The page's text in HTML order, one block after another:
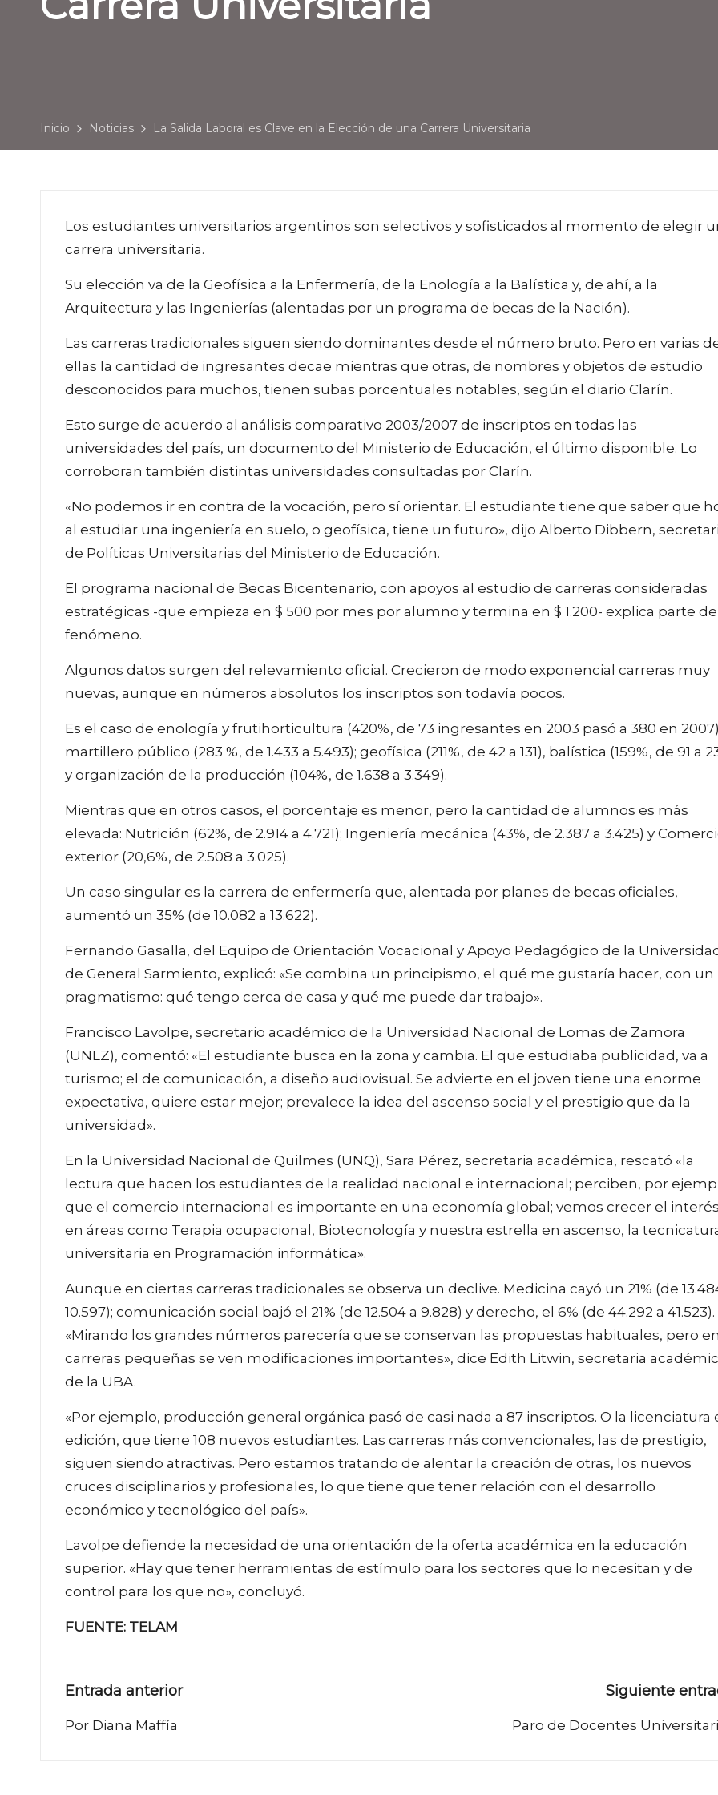
Inicio Noticias La Salida Laboral es Clave en la Elección de una Carrera Universitaria
Los estudiantes universitarios argentinos son selectivos y sofisticados al momento de elegir
carrera universitaria.
Su elección va de la Geofísica a la Enfermería, de la Enología a la Balística y, de ahí, a la
Arquitectura y las Ingenierías (alentadas por un programa de becas de la Nación).
Las carreras tradicionales siguen siendo dominantes desde el número bruto. Pero en varias
ellas la cantidad de ingresantes decae mientras que otras, de nombres y objetos de estudio
desconocidos para muchos, tienen subas porcentuales notables, según el diario Clarín.
Esto surge de acuerdo al análisis comparativo 2003/2007 de inscriptos en todas las
universidades del país, un documento del Ministerio de Educación, el último disponible. Lo
corroboran también distintas universidades consultadas por Clarín.
«No podemos ir en contra de la vocación, pero sí orientar. El estudiante tiene que saber que
al estudiar una ingeniería en suelo, o geofísica, tiene un futuro», dijo Alberto Dibbern,
de Políticas Universitarias del Ministerio de Educación.
El programa nacional de Becas Bicentenario, con apoyos al estudio de carreras consideradas
estratégicas -que empieza en $ 500 por mes por alumno y termina en $ 1.200- explica parte
fenómeno.
Algunos datos surgen del relevamiento oficial. Crecieron de modo exponencial carreras muy
nuevas, aunque en números absolutos los inscriptos son todavía pocos.
Es el caso de enología y frutihorticultura (420%, de 73 ingresantes en 2003 pasó a 380 en
martillero público (283 %, de 1.433 a 5.493); geofísica (211%, de 42 a 131), balística (159%, de 91 a
y organización de la producción (104%, de 1.638 a 3.349).
Mientras que en otros casos, el porcentaje es menor, pero la cantidad de alumnos es más
elevada: Nutrición (62%, de 2.914 a 4.721); Ingeniería mecánica (43%, de 2.387 a 3.425) y
exterior (20,6%, de 2.508 a 3.025).
Un caso singular es la carrera de enfermería que, alentada por planes de becas oficiales,
aumentó un 35% (de 10.082 a 13.622).
Fernando Gasalla, del Equipo de Orientación Vocacional y Apoyo Pedagógico de la
de General Sarmiento, explicó: «Se combina un principismo, el qué me gustaría hacer, con un
pragmatismo: qué tengo cerca de casa y qué me puede dar trabajo».
Francisco Lavolpe, secretario académico de la Universidad Nacional de Lomas de Zamora
(UNLZ), comentó: «El estudiante busca en la zona y cambia. El que estudiaba publicidad, va a
turismo; el de comunicación, a diseño audiovisual. Se advierte en el joven tiene una enorme
expectativa, quiere estar mejor; prevalece la idea del ascenso social y el prestigio que da la
universidad».
En la Universidad Nacional de Quilmes (UNQ), Sara Pérez, secretaria académica, rescató «la
lectura que hacen los estudiantes de la realidad nacional e internacional; perciben, por
que el comercio internacional es importante en una economía global; vemos crecer el interés
en áreas como Terapia ocupacional, Biotecnología y nuestra estrella en ascenso, la
universitaria en Programación informática».
Aunque en ciertas carreras tradicionales se observa un declive. Medicina cayó un 21% (de
10.597); comunicación social bajó el 21% (de 12.504 a 9.828) y derecho, el 6% (de 44.292 a 41.523).
«Mirando los grandes números parecería que se conservan las propuestas habituales, pero en
carreras pequeñas se ven modificaciones importantes», dice Edith Litwin, secretaria
de la UBA.
«Por ejemplo, producción general orgánica pasó de casi nada a 87 inscriptos. O la licenciatura
edición, que tiene 108 nuevos estudiantes. Las carreras más convencionales, las de prestigio,
siguen siendo atractivas. Pero estamos tratando de alentar la creación de otras, los nuevos
cruces disciplinarios y profesionales, lo que tiene que tener relación con el desarrollo
económico y tecnológico del país».
Lavolpe defiende la necesidad de una orientación de la oferta académica en la educación
superior. «Hay que tener herramientas de estímulo para los sectores que lo necesitan y de
control para los que no», concluyó.
FUENTE: TELAM
Navegación
de
Entrada anterior
Por Diana Maffía
Siguiente
Paro de Docentes